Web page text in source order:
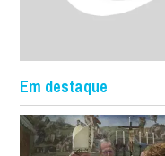
Em destaque